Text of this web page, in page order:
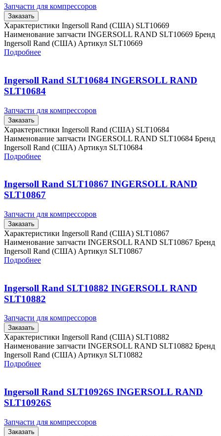
Запчасти для компрессоров
Заказать
Характеристики Ingersoll Rand (США) SLT10669
Наименование запчасти INGERSOLL RAND SLT10669 Бренд
Ingersoll Rand (США) Артикул SLT10669
Подробнее
Ingersoll Rand SLT10684 INGERSOLL RAND
SLT10684
Запчасти для компрессоров
Заказать
Характеристики Ingersoll Rand (США) SLT10684
Наименование запчасти INGERSOLL RAND SLT10684 Бренд
Ingersoll Rand (США) Артикул SLT10684
Подробнее
Ingersoll Rand SLT10867 INGERSOLL RAND
SLT10867
Запчасти для компрессоров
Заказать
Характеристики Ingersoll Rand (США) SLT10867
Наименование запчасти INGERSOLL RAND SLT10867 Бренд
Ingersoll Rand (США) Артикул SLT10867
Подробнее
Ingersoll Rand SLT10882 INGERSOLL RAND
SLT10882
Запчасти для компрессоров
Заказать
Характеристики Ingersoll Rand (США) SLT10882
Наименование запчасти INGERSOLL RAND SLT10882 Бренд
Ingersoll Rand (США) Артикул SLT10882
Подробнее
Ingersoll Rand SLT10926S INGERSOLL RAND
SLT10926S
Запчасти для компрессоров
Заказать